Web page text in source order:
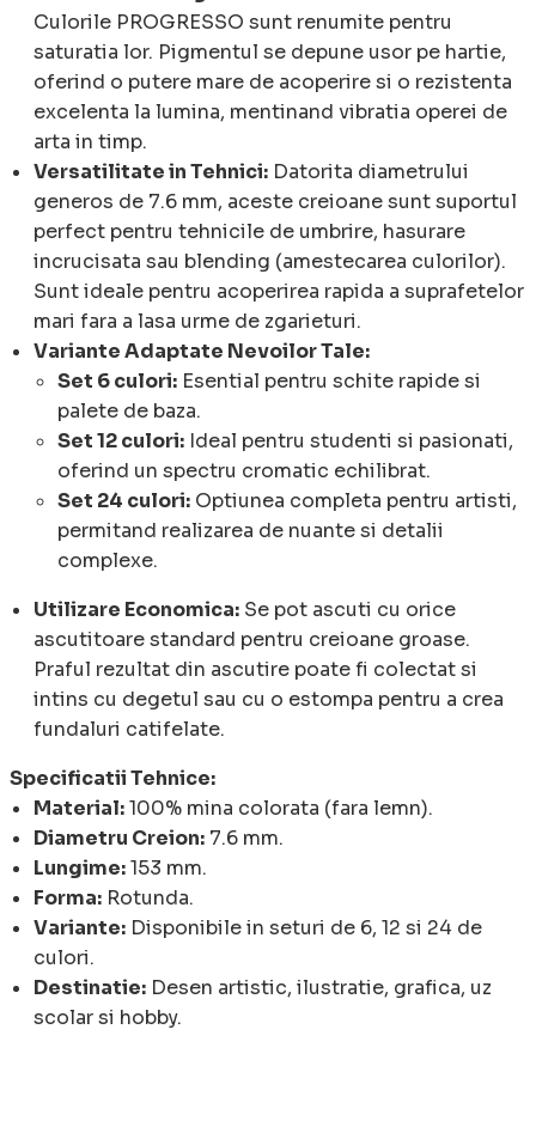
Culorile PROGRESSO sunt renumite pentru
saturatia lor. Pigmentul se depune usor pe hartie,
oferind o putere mare de acoperire si o rezistenta
excelenta la lumina, mentinand vibratia operei de
arta in timp.
Versatilitate in Tehnici: Datorita diametrului
generos de 7.6 mm, aceste creioane sunt suportul
perfect pentru tehnicile de umbrire, hasurare
incrucisata sau blending (amestecarea culorilor).
Sunt ideale pentru acoperirea rapida a suprafetelor
mari fara a lasa urme de zgarieturi.
Variante Adaptate Nevoilor Tale:
Set 6 culori: Esential pentru schite rapide si
palete de baza.
Set 12 culori: Ideal pentru studenti si pasionati,
oferind un spectru cromatic echilibrat.
Set 24 culori: Optiunea completa pentru artisti,
permitand realizarea de nuante si detalii
complexe.
Utilizare Economica: Se pot ascuti cu orice
ascutitoare standard pentru creioane groase.
Praful rezultat din ascutire poate fi colectat si
intins cu degetul sau cu o estompa pentru a crea
fundaluri catifelate.
Specificatii Tehnice:
Material:100% mina colorata (fara lemn).
Diametru Creion: 7.6 mm.
Lungime:153 mm.
Forma: Rotunda.
Variante: Disponibile in seturi de 6, 12 si 24 de
culori.
Destinatie: Desen artistic, ilustratie, grafica, uz
scolar si hobby.